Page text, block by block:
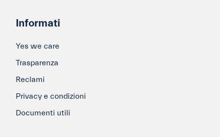
Informati
Yes we care
Trasparenza
Reclami
Privacy e condizioni
Documenti utili